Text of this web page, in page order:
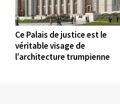
©
Ce Palais de justice est le
véritable visage de
l'architecture trumpienne